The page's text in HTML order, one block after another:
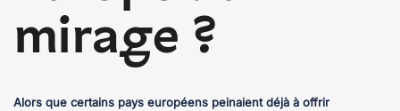
mirage ?
Alors que certains pays européens peinaient déjà à offrir